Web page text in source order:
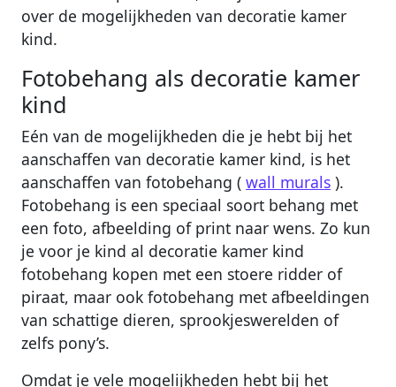
over de mogelijkheden van decoratie kamer
kind.
Fotobehang als decoratie kamer
kind
Eén van de mogelijkheden die je hebt bij het
aanschaffen van decoratie kamer kind, is het
aanschaffen van fotobehang ( wall murals ).
Fotobehang is een speciaal soort behang met
een foto, afbeelding of print naar wens. Zo kun
je voor je kind al decoratie kamer kind
fotobehang kopen met een stoere ridder of
piraat, maar ook fotobehang met afbeeldingen
van schattige dieren, sprookjeswerelden of
zelfs pony’s.
Omdat je vele mogelijkheden hebt bij het